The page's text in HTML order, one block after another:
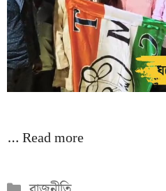
…Read more